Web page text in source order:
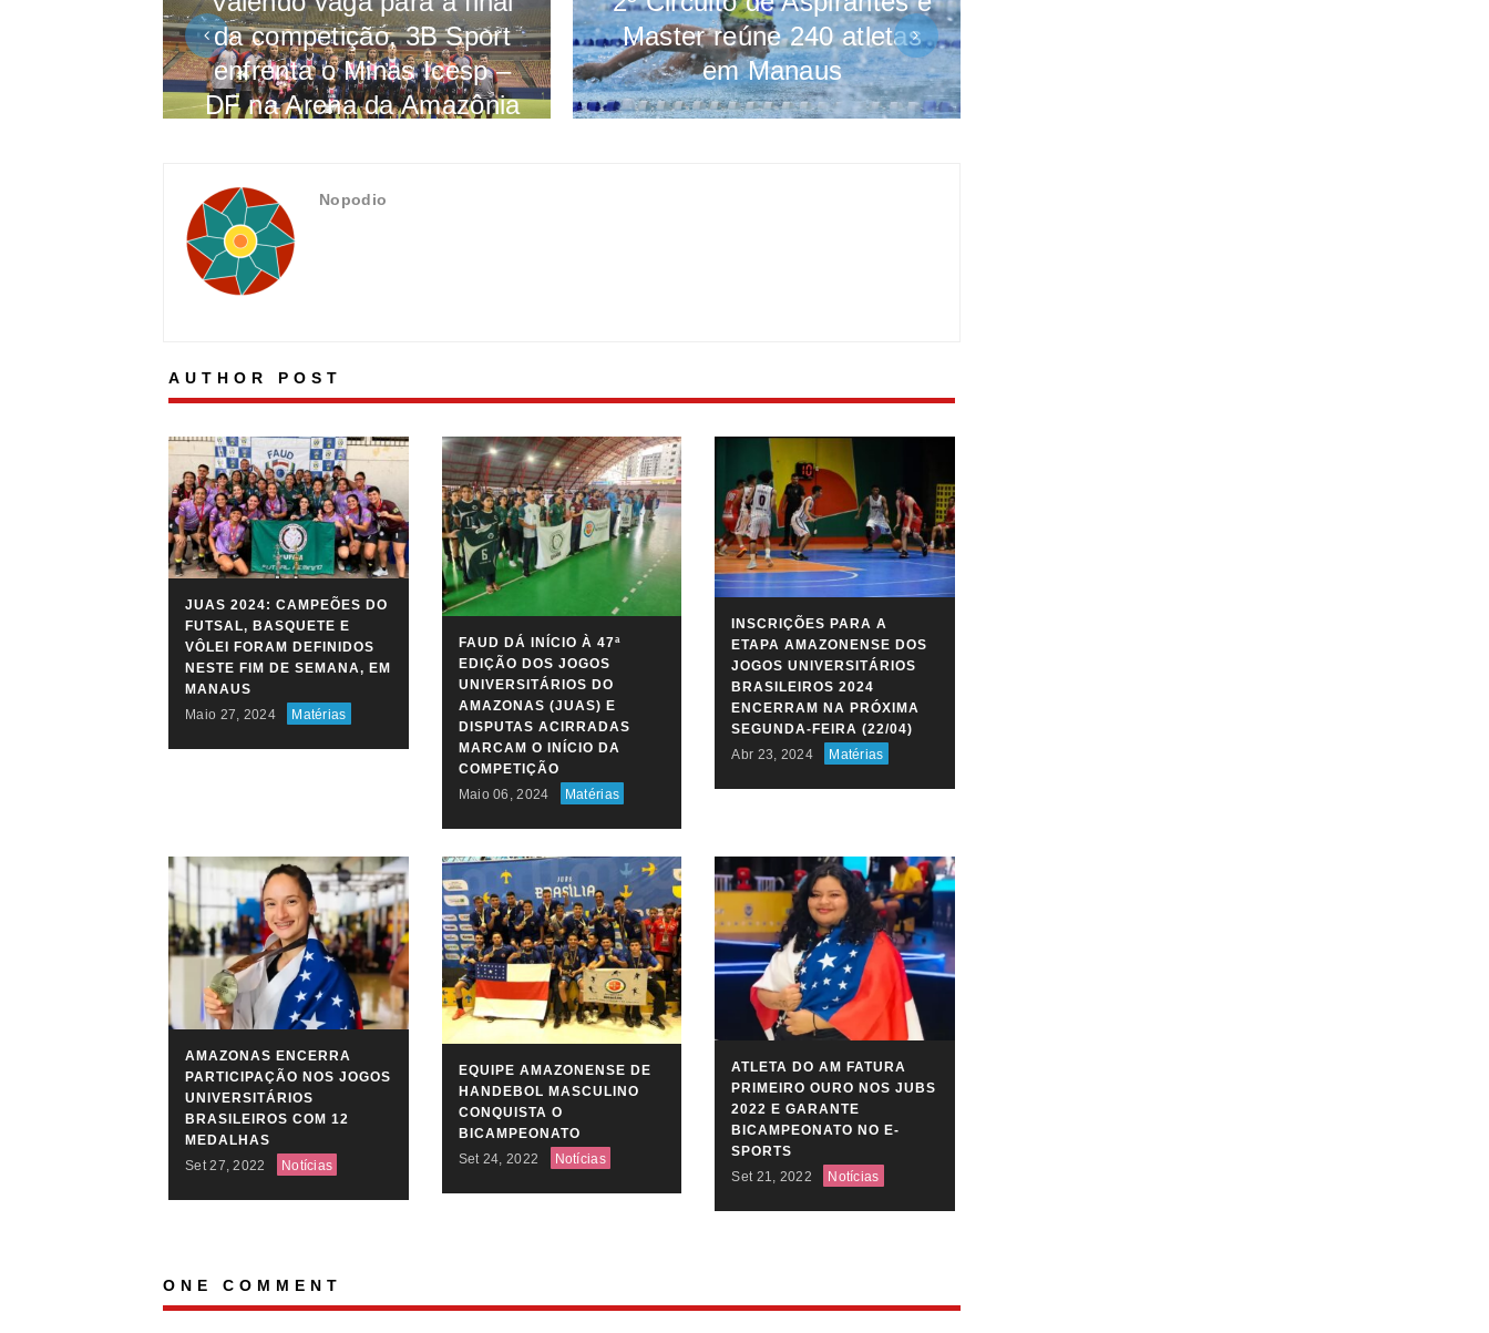
da competição, 3B Sport
enfrenta o Minas Icesp –
DF na Arena da Amazônia
Master reúne 240 atletas
em Manaus
Nopodio
AUTHOR POST
JUAS 2024: CAMPEÕES DO
FUTSAL, BASQUETE E
VÔLEI FORAM DEFINIDOS
NESTE FIM DE SEMANA, EM
MANAUS
Maio 27, 2024
Matérias
FAUD DÁ INÍCIO À 47ª
EDIÇÃO DOS JOGOS
UNIVERSITÁRIOS DO
AMAZONAS (JUAS) E
DISPUTAS ACIRRADAS
MARCAM O INÍCIO DA
COMPETIÇÃO
Maio 06, 2024
Matérias
INSCRIÇÕES PARA A
ETAPA AMAZONENSE DOS
JOGOS UNIVERSITÁRIOS
BRASILEIROS 2024
ENCERRAM NA PRÓXIMA
SEGUNDA-FEIRA (22/04)
Abr 23, 2024
Matérias
AMAZONAS ENCERRA
PARTICIPAÇÃO NOS JOGOS
UNIVERSITÁRIOS
BRASILEIROS COM 12
MEDALHAS
Set 27, 2022
Notícias
EQUIPE AMAZONENSE DE
HANDEBOL MASCULINO
CONQUISTA O
BICAMPEONATO
Set 24, 2022
Notícias
ATLETA DO AM FATURA
PRIMEIRO OURO NOS JUBS
2022 E GARANTE
BICAMPEONATO NO E-
SPORTS
Set 21, 2022
Notícias
ONE COMMENT